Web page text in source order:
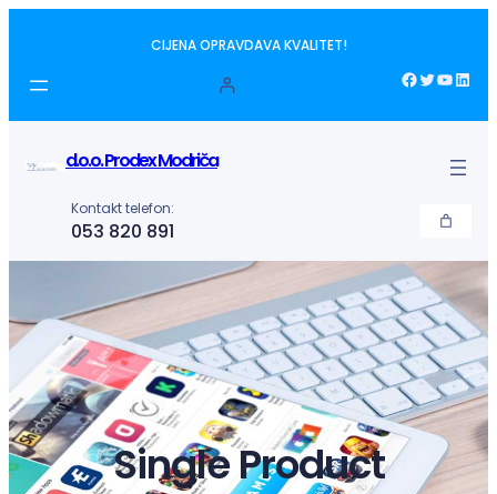
sadržaj
CIJENA OPRAVDAVA KVALITET!
Facebook Twitter YouTube LinkedIn
d.o.o. Prodex Modriča
Kontakt telefon:
053 820 891
Single Product